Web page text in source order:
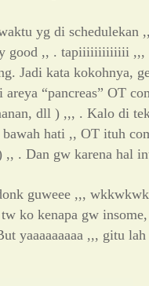
yg di schedulekan
good ,, . tapiiiiiiiiiiiii ,,,
Jadi kata kokohnya,
“pancreas” OT
dll ) ,,, . Kalo di
bawah hati ,, OT ituh
. Dan gw karena hal
guweee ,,,
ko kenapa gw
yaaaaaaaaa ,,, gitu